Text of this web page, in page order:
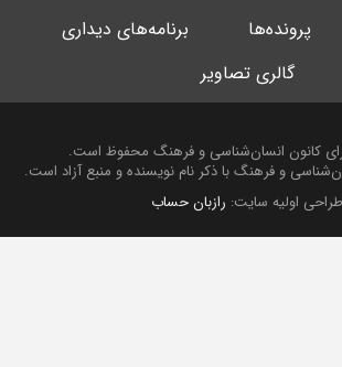
پرونده‌ها
برنامه‌های دیداری
گالری تصاویر
کانون انسان‌شناسی و فرهنگ محفوظ است.
و فرهنگ با ذکر نام نویسنده و منبع آزاد است.
اولیه سایت:رازبان حساب